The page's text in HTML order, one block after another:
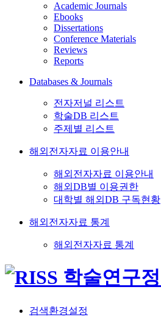
Academic Journals
Ebooks
Dissertations
Conference Materials
Reviews
Reports
Databases & Journals
전자저널 리스트
학술DB 리스트
주제별 리스트
해외전자자료 이용안내
해외전자자료 이용안내
해외DB별 이용권한
대학별 해외DB 구독현황
해외전자자료 통계
해외전자자료 통계
검색환경설정